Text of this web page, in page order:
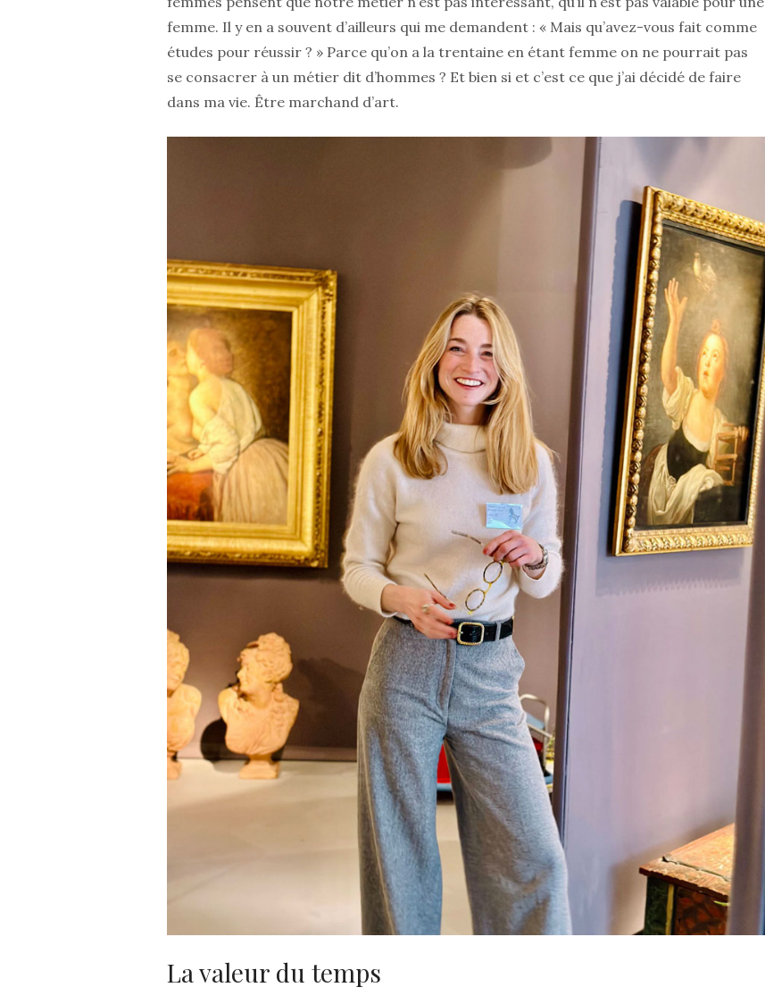
femme. Il y en a souvent d’ailleurs qui me demandent : « Mais qu’avez-vous fait comme
études pour réussir ? » Parce qu’on a la trentaine en étant femme on ne pourrait pas
se consacrer à un métier dit d’hommes ? Et bien si et c’est ce que j’ai décidé de faire
dans ma vie. Être marchand d’art.
La valeur du temps